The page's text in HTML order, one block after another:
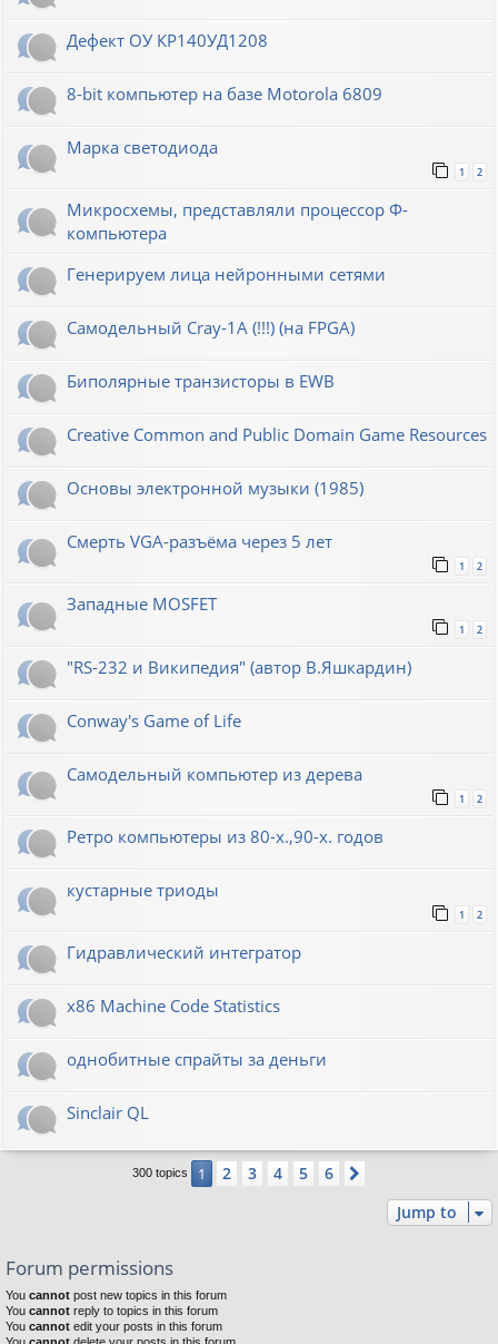
Дефект ОУ КР140УД1208
8-bit компьютер на базе Motorola 6809
Марка светодиода
1 2
Микросхемы, представляли процессор Ф-
компьютера
Генерируем лица нейронными сетями
Cамодельный Cray-1A (!!!) (на FPGA)
Биполярные транзисторы в EWB
Creative Common and Public Domain Game Resources
Основы электронной музыки (1985)
Смерть VGA-разъёма через 5 лет
1 2
Западные MOSFET
1 2
"RS-232 и Википедия" (автор В.Яшкардин)
Conway's Game of Life
Самодельный компьютер из дерева
1 2
Ретро компьютеры из 80-х.,90-х. годов
кустарные триоды
1 2
Гидравлический интегратор
x86 Machine Code Statistics
однобитные спрайты за деньги
Sinclair QL
300 topics 1 2 3 4 5 6
Jump to
Forum permissions
You cannot post new topics in this forum
You cannot reply to topics in this forum
You cannot edit your posts in this forum